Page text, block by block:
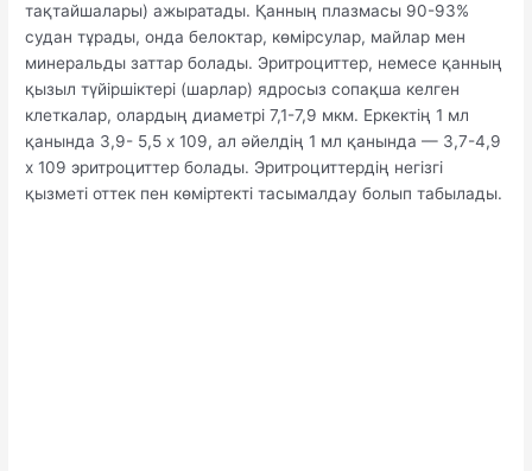
тақтайшалары) ажыратады. Қанның плазмасы 90-93%
судан тұрады, онда белоктар, көмірсулар, майлар мен
минеральды заттар болады. Эритроциттер, немесе қанның
қызыл түйіршіктері (шарлар) ядросыз сопақша келген
клеткалар, олардың диаметрі 7,1-7,9 мкм. Еркектің 1 мл
қанында 3,9- 5,5 х 109, ал әйелдің 1 мл қанында — 3,7-4,9
х 109 эритроциттер болады. Эритроциттердің негізгі
қызметі оттек пен көміртекті тасымалдау болып табылады.